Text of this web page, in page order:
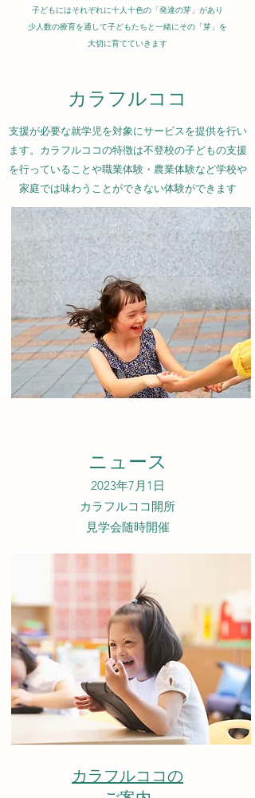
子どもにはそれぞれに十人十色の「発達の芽」があり
少人数の療育を通して子どもたちと一緒にその「芽」を
​大切に育てていきます
カラフルココ
支援が必要な就学児を対象にサービスを提供を行い
ます。カラフルココの特徴は不登校の子どもの支援
を行っていることや職業体験・農業体験など学校や
家庭では味わうことができない体験ができます
ニュース
2023年7月1日
カラフルココ開所
​見学会随時開催
カラフルココの